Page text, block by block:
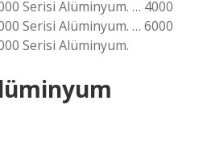
Serisi Alüminyum. … 4000
Serisi Alüminyum. … 6000
Serisi Alüminyum.